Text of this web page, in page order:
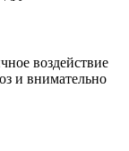
воздействие
и внимательно